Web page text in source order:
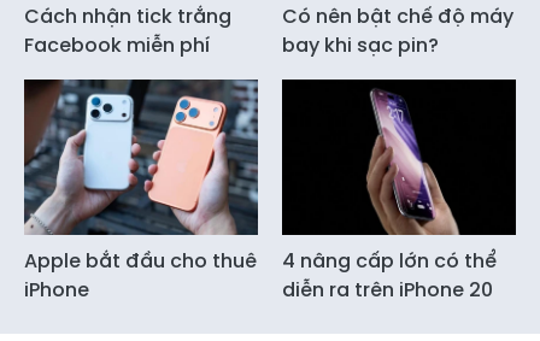
Cách nhận tick trắng
Facebook miễn phí
Có nên bật chế độ máy
bay khi sạc pin?
Apple bắt đầu cho thuê
iPhone
4 nâng cấp lớn có thể
diễn ra trên iPhone 20